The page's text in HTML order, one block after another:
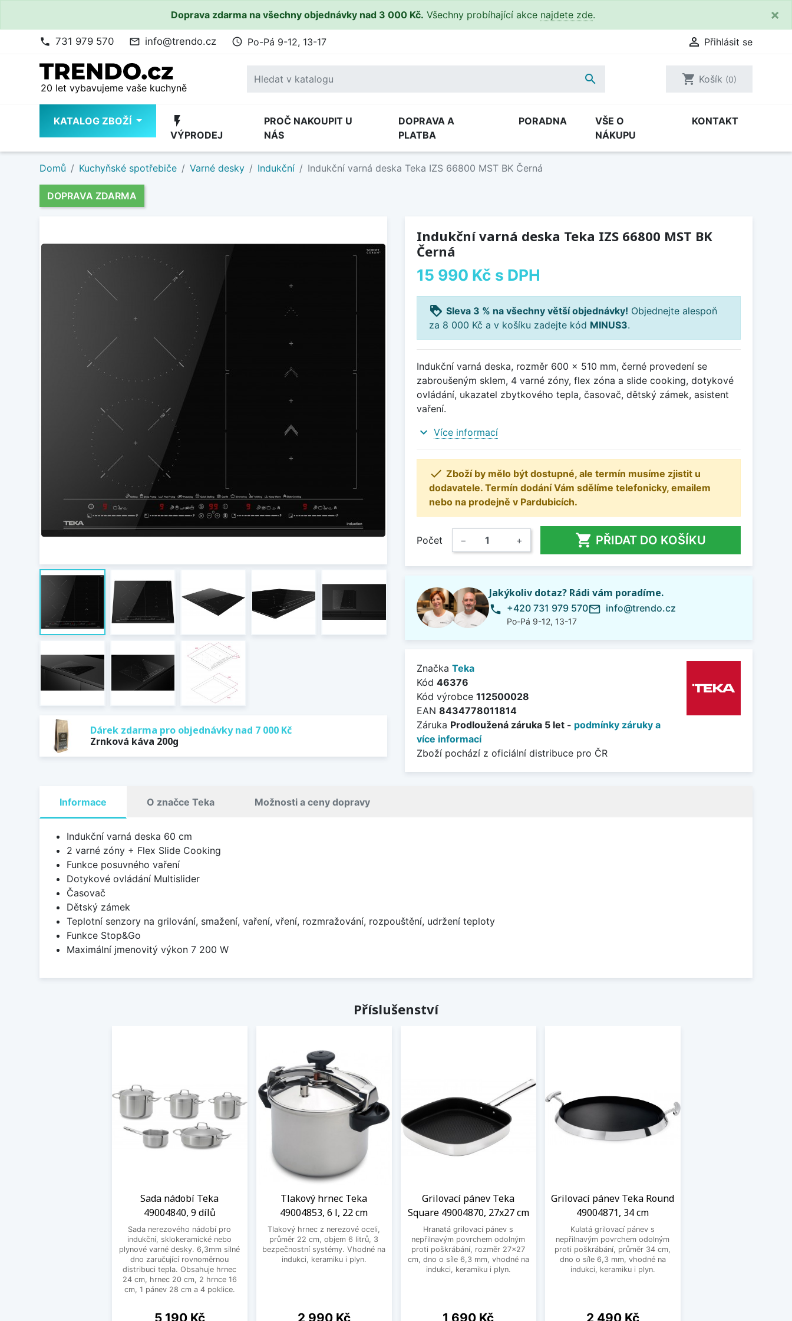
Doprava zdarma na všechny objednávky nad 3 000 Kč. Všechny probíhající akce najdete zde. ×
phone 731 979 570 mail_outline info@trendo.cz access_time Po-Pá 9-12, 13-17  Přihlásit se
20 let vybavujeme vaše kuchyně
 shopping_cart Košík (0)
KATALOG ZBOŽÍ flash_on
VÝPRODEJ
PROČ NAKOUPIT U
NÁS
DOPRAVA A
PLATBA
PORADNA
VŠE O
NÁKUPU
KONTAKT
Domů Kuchyňské spotřebiče Varné desky Indukční Indukční varná deska Teka IZS 66800 MST BK Černá
DOPRAVA ZDARMA
Dárek zdarma pro objednávky nad 7 000 Kč
Zrnková káva 200g
Indukční varná deska Teka IZS 66800 MST BK
Černá
15 990 Kč s DPH
loyalty Sleva 3 % na všechny větší objednávky! Objednejte alespoň
za 8 000 Kč a v košíku zadejte kód MINUS3.
Indukční varná deska, rozměr 600 x 510 mm, černé provedení se
zabroušeným sklem, 4 varné zóny, flex zóna a slide cooking, dotykové
ovládání, ukazatel zbytkového tepla, časovač, dětský zámek, asistent
vaření.
expand_more Více informací
 Zboží by mělo být dostupné, ale termín musíme zjistit u
dodavatele. Termín dodání Vám sdělíme telefonicky, emailem
nebo na prodejně v Pardubicích.
Počet − +  PŘIDAT DO KOŠÍKU
Jakýkoliv dotaz? Rádi vám poradíme.
phone +420 731 979 570
Po-Pá 9-12, 13-17
mail_outline info@trendo.cz
Značka Teka
Kód 46376
Kód výrobce 112500028
EAN 8434778011814
Záruka Prodloužená záruka 5 let - podmínky záruky a
více informací
Zboží pochází z oficiální distribuce pro ČR
Informace O značce Teka Možnosti a ceny dopravy
Indukční varná deska 60 cm
2 varné zóny + Flex Slide Cooking
Funkce posuvného vaření
Dotykové ovládání Multislider
Časovač
Dětský zámek
Teplotní senzory na grilování, smažení, vaření, vření, rozmražování, rozpouštění, udržení teploty
Funkce Stop&Go
Maximální jmenovitý výkon 7 200 W
Příslušenství
Sada nádobí Teka
49004840, 9 dílů
Sada nerezového nádobí pro
indukční, sklokeramické nebo
plynové varné desky. 6,3mm silné
dno zaručující rovnoměrnou
distribuci tepla. Obsahuje hrnec
24 cm, hrnec 20 cm, 2 hrnce 16
cm, 1 pánev 28 cm a 4 poklice.
Cena
5 190 Kč
Tlakový hrnec Teka
49004853, 6 l, 22 cm
Tlakový hrnec z nerezové oceli,
průměr 22 cm, objem 6 litrů, 3
bezpečnostní systémy. Vhodné na
indukci, keramiku i plyn.
Cena
2 990 Kč
Grilovací pánev Teka
Square 49004870, 27x27 cm
Hranatá grilovací pánev s
nepřilnavým povrchem odolným
proti poškrábání, rozměr 27x27
cm, dno o síle 6,3 mm, vhodné na
indukci, keramiku i plyn.
Cena
1 690 Kč
Grilovací pánev Teka Round
49004871, 34 cm
Kulatá grilovací pánev s
nepřilnavým povrchem odolným
proti poškrábání, průměr 34 cm,
dno o síle 6,3 mm, vhodné na
indukci, keramiku i plyn.
Cena
2 490 Kč